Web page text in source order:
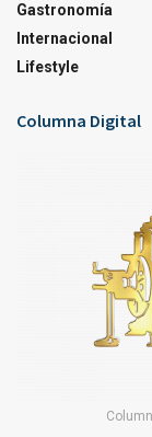
Gastronomía
Internacional
Lifestyle
Columna Digital